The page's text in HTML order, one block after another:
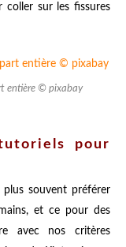
coller sur les fissures
entière © pixabay
pour
souvent préférer
et ce pour des
avec nos critères